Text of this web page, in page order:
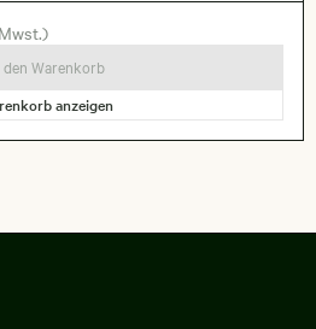
den Warenkorb
anzeigen
auf